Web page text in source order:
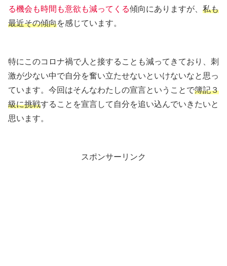
る機会も時間も意欲も減ってくる傾向にありますが、 私も
最近その傾向を感じています。
特にこのコロナ禍で人と接することも減ってきており、刺
激が少ない中で自分を奮い立たせないといけないなと思っ
ています。今回はそんなわたしの宣言ということで簿記３
級に挑戦することを宣言して自分を追い込んでいきたいと
思います。
スポンサーリンク